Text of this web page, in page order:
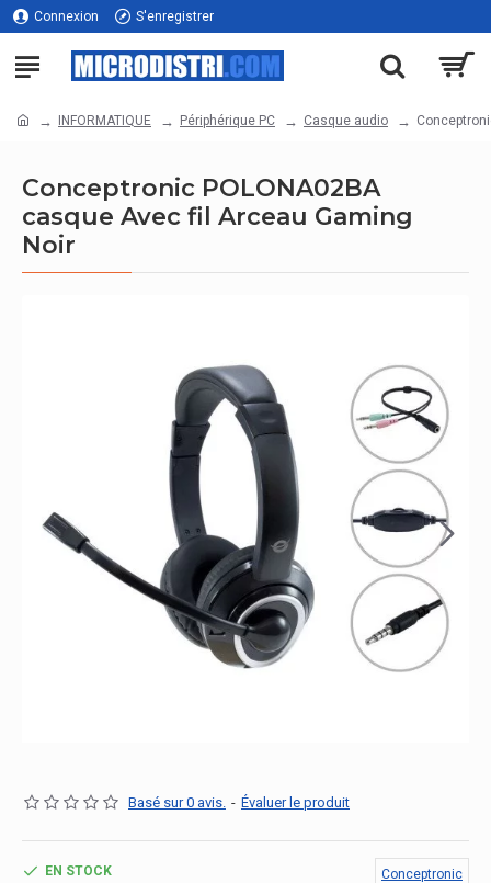
Connexion S'enregistrer
INFORMATIQUE Périphérique PC Casque audio
Conceptronic POLONA02BA
casque Avec fil Arceau Gaming
Noir
Basé sur 0 avis. - Évaluer le produit
EN STOCK
Conceptronic